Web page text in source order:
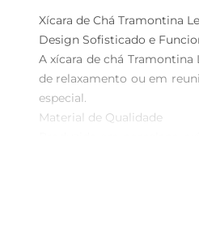
Xícara de Chá Tramontina
Design Sofisticado e
A xícara de chá
de relaxamento ou em
especial.
Material de Qualidade
sabores, garantindo que